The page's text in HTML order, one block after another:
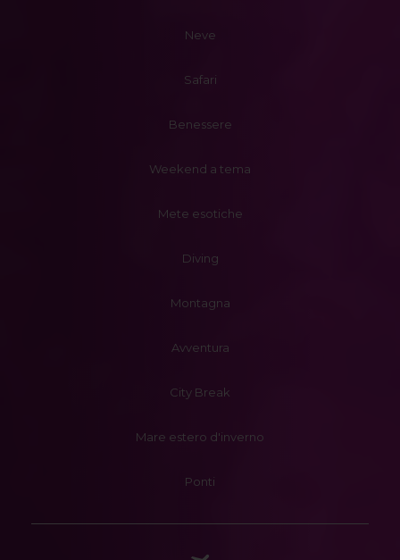
Neve
Safari
Benessere
Weekend a tema
Mete esotiche
Diving
Montagna
Avventura
City Break
Mare estero d'inverno
Ponti